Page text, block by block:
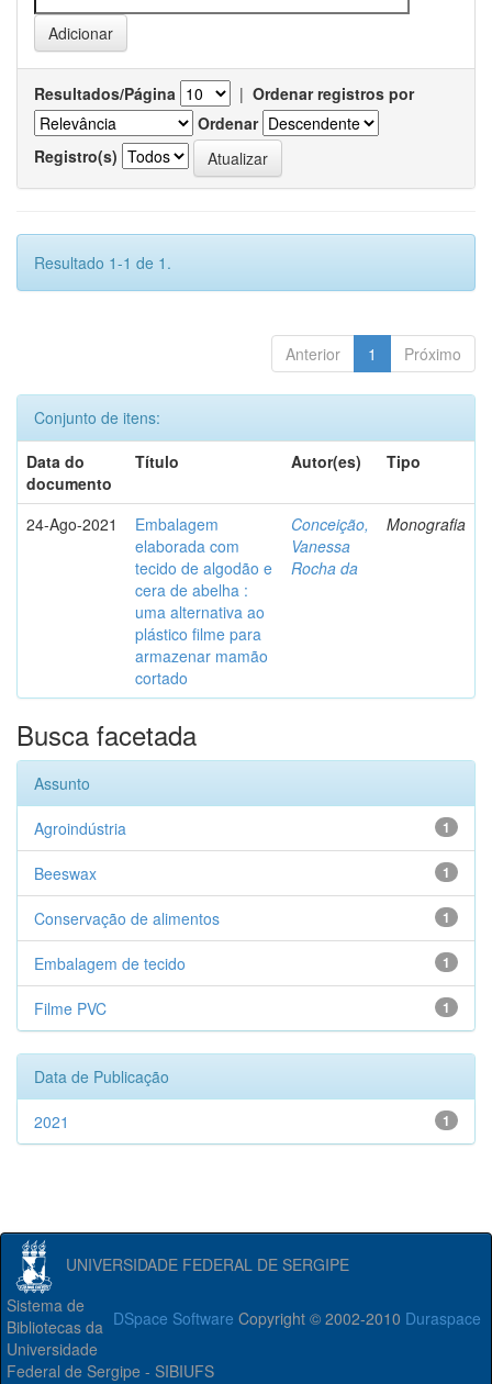
Resultados/Página | Ordenar registros por
Ordenar
Registro(s)
Resultado 1-1 de 1.
Anterior 1 Próximo
Conjunto de itens:
Data do
documento
Título Autor(es) Tipo
24-Ago-2021
Embalagem
elaborada com
tecido de algodão e
cera de abelha :
uma alternativa ao
plástico filme para
armazenar mamão
cortado
Conceição,
Vanessa
Rocha da
Monografia
Busca facetada
Assunto
1
Agroindústria
1
Beeswax
1
Conservação de alimentos
1
Embalagem de tecido
1
Filme PVC
Data de Publicação
1
2021
UNIVERSIDADE FEDERAL DE SERGIPE
DSpace Software Copyright © 2002-2010 Duraspace
Sistema de
Bibliotecas da
Universidade
Federal de Sergipe - SIBIUFS